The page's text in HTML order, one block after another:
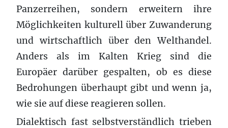
Panzerreihen, sondern erweitern ihre
Möglichkeiten kulturell über Zuwanderung
und wirtschaftlich über den Welthandel.
Anders als im Kalten Krieg sind die
Europäer darüber gespalten, ob es diese
Bedrohungen überhaupt gibt und wenn ja,
wie sie auf diese reagieren sollen.
Dialektisch fast selbstverständlich trieben